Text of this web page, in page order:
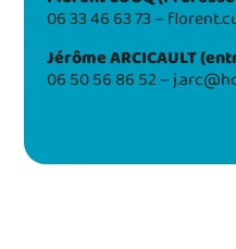
06 33 46 63 73 –
Jérôme ARCICAULT
06 50 56 86 52 –